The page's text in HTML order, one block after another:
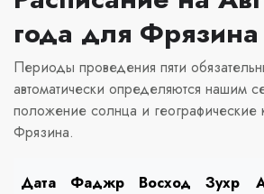
года для Фрязина
Периоды проведения пяти
автоматически определяются нашим
положение солнца и географические
Фрязина.
Дата Фаджр Восход Зухр